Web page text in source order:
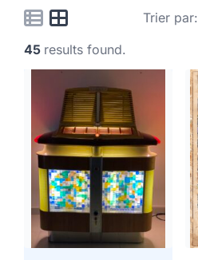
Trier par:
45 results found.